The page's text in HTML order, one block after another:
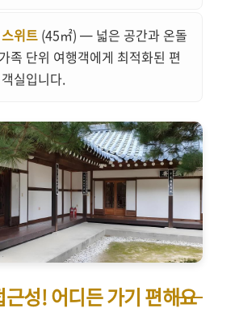
위트 (45㎡) — 넓은 공간과 온돌
족 단위 여행객에게 최적화된 편
실입니다.
성! 어디든 가기 편해요